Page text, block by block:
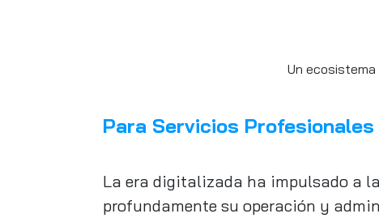
Un
Para Servicios Profesionales
La era digitalizada ha impulsado a
profundamente su operación y